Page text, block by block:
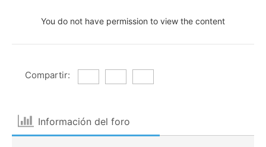
You do not have permission to view the content
Compartir:
Información del foro